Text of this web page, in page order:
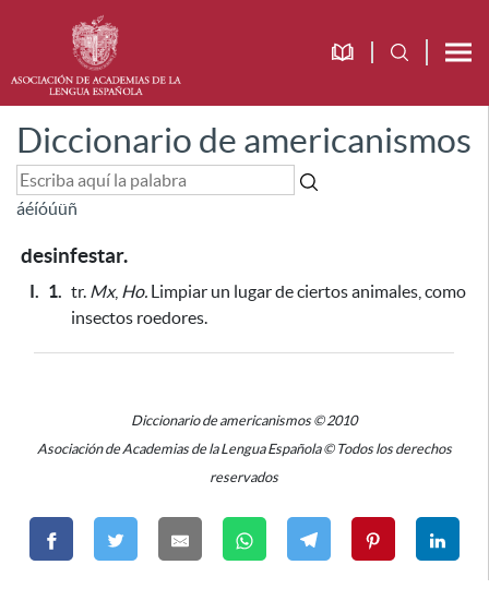
Diccionario de americanismos
áéíóúüñ
desinfestar.
I. 1. tr. Mx, Ho. Limpiar un lugar de ciertos animales, como
insectos roedores.
Diccionario de americanismos © 2010
Asociación de Academias de la Lengua Española © Todos los derechos
reservados